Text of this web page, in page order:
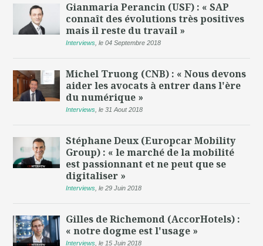
Gianmaria Perancin (USF) : « SAP
connaît des évolutions très positives
mais il reste du travail »
Interviews ,le 04 Septembre 2018
Michel Truong (CNB) : « Nous devons
aider les avocats à entrer dans l'ère
du numérique »
Interviews ,le 31 Aout 2018
Stéphane Deux (Europcar Mobility
Group) : « le marché de la mobilité
est passionnant et ne peut que se
digitaliser »
Interviews ,le 29 Juin 2018
Gilles de Richemond (AccorHotels) :
« notre dogme est l'usage »
Interviews ,le 15 Juin 2018